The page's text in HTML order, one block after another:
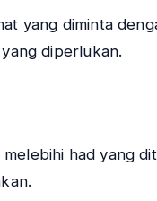
yang diminta
diperlukan.
had yang